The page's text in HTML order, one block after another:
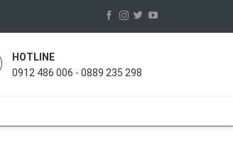
HOTLINE
0912 486 006 - 0889 235 298